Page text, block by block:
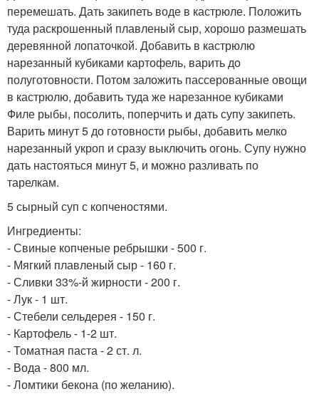
перемешать. Дать закипеть воде в кастрюле. Положить
туда раскрошенный плавленый сыр, хорошо размешать
деревянной лопаточкой. Добавить в кастрюлю
нарезанный кубиками картофель, варить до
полуготовности. Потом заложить пассерованные овощи
в кастрюлю, добавить туда же нарезанное кубиками
Филе рыбы, посолить, поперчить и дать супу закипеть.
Варить минут 5 до готовности рыбы, добавить мелко
нарезанный укроп и сразу выключить огонь. Супу нужно
дать настояться минут 5, и можно разливать по
тарелкам.
5 сырный суп с копченостями.
Ингредиенты:
- Свиные копченые ребрышки - 500 г.
- Мягкий плавленый сыр - 160 г.
- Сливки 33%-й жирности - 200 г.
- Лук - 1 шт.
- Стебели сельдерея - 150 г.
- Картофель - 1-2 шт.
- Томатная паста - 2 ст. л.
- Вода - 800 мл.
- Ломтики бекона (по желанию).